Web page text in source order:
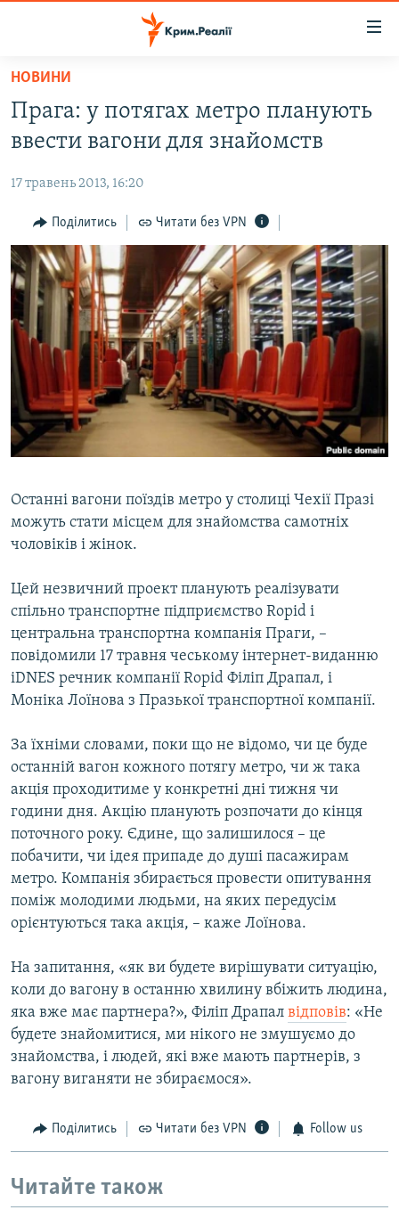
Перейти
основного
матеріалу
до
навігації
Перейти
до
пошуку
ВОДА.КРИМ
ПОЛІТИКА
БЛОГИ
ПОГЛЯД
ІНТЕРВ'Ю
ВСЕ ЗА ДЕНЬ
СПЕЦПРОЕКТИ
ДЕПОРТАЦІЯ
ВІДЕОУРОКИ «ELIFBE»
СВІДЧЕННЯ ОКУПАЦІЇ
ЯК ОБІЙТИ БЛОКУВАННЯ
Русский
Qırımtatar
Усі сайти RFE/RL
НОВИНИ
Прага: у потягах метро планують
ввести вагони для знайомств
17 травень 2013, 16:20
Поділитись Читати без VPN
Останні вагони поїздів метро у столиці Чехії Празі
можуть стати місцем для знайомства самотніх
чоловіків і жінок.
Цей незвичний проект планують реалізувати
спільно транспортне підприємство Ropid і
центральна транспортна компанія Праги, –
повідомили 17 травня чеському інтернет-виданню
іDNES речник компанії Ropid Філіп Драпал, і
Моніка Лоїнова з Празької транспортної компанії.
За їхніми словами, поки що не відомо, чи це буде
останній вагон кожного потягу метро, чи ж така
акція проходитиме у конкретні дні тижня чи
години дня. Акцію планують розпочати до кінця
поточного року. Єдине, що залишилося – це
побачити, чи ідея припаде до душі пасажирам
метро. Компанія збирається провести опитування
поміж молодими людьми, на яких передусім
орієнтуються така акція, – каже Лоїнова.
На запитання, «як ви будете вирішувати ситуацію,
коли до вагону в останню хвилину вбіжить людина,
яка вже має партнера?», Філіп Драпал відповів: «Не
будете знайомитися, ми нікого не змушуємо до
знайомства, і людей, які вже мають партнерів, з
вагону виганяти не збираємося».
Поділитись Читати без VPN Follow us
Читайте також